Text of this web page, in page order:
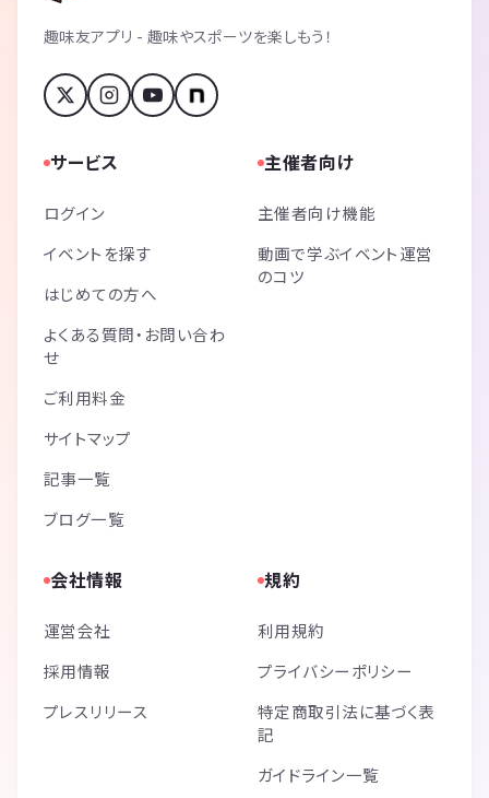
趣味友アプリ - 趣味やスポーツを楽しもう！
サービス
ログイン
イベントを探す
はじめての方へ
よくある質問・お問い合わ
せ
ご利用料金
サイトマップ
記事一覧
ブログ一覧
主催者向け
主催者向け機能
動画で学ぶイベント運営
のコツ
会社情報
運営会社
採用情報
プレスリリース
規約
利用規約
プライバシーポリシー
特定商取引法に基づく表
記
ガイドライン一覧